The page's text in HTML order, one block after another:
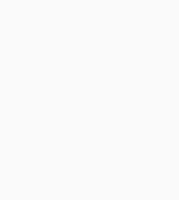
courbe, combinée à
aux environnements
SUR TOUS
requiert des
et souvent